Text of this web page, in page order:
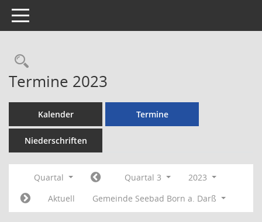
Toggle navigation
Rechercheauswahl
Termine 2023
Kalender Termine
Niederschriften
Quartal Quartal 3
2023
Aktuell
Gemeinde Seebad Born a. Darß